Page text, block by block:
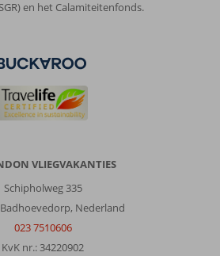
en het Calamiteitenfonds.
VLIEGVAKANTIES
Schipholweg 335
Badhoevedorp, Nederland
023 7510606
KvK nr.: 34220902